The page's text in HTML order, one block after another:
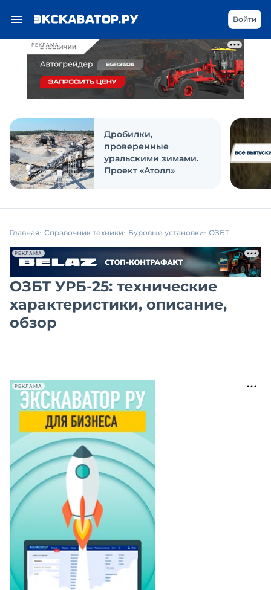
РЕКЛАМА
Войти
Дробилки,
проверенные
уральскими зимами.
Проект «Атолл»
Главная Справочник техники Буровые установки ОЗБТ
РЕКЛАМА
ОЗБТ УРБ-25: технические
характеристики, описание,
обзор
РЕКЛАМА